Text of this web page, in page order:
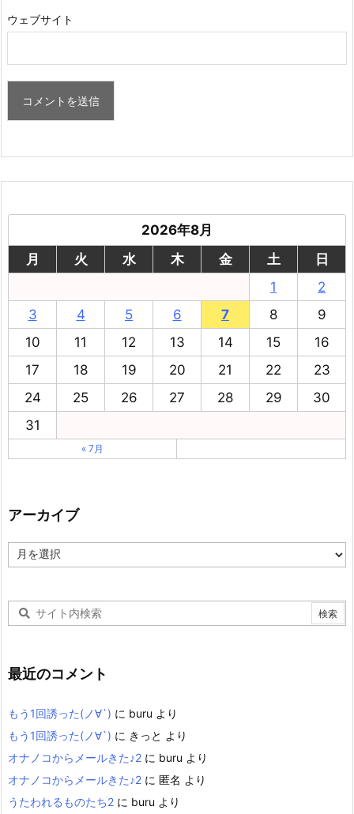
ウェブサイト
2026年8月
月
火 水 木 金 土
日
1
2
3
4 5 6 7 8
9
10
11 12 13 14 15
16
17
18 19 20 21 22
23
24
25 26 27 28 29
30
31
« 7月
アーカイブ
ー
最近のコメント
もう1回誘った(ノ∀`) に buru より
もう1回誘った(ノ∀`) に きっと より
オナノコからメールきた♪2 に buru より
オナノコからメールきた♪2 に 匿名 より
うたわれるものたち2 に buru より